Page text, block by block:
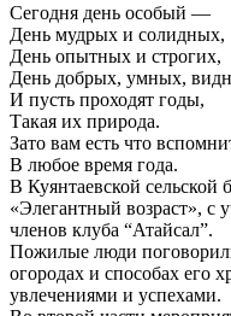
Сегодня день особый —
День мудрых и солидных,
День опытных и строгих,
День добрых, умных,
И пусть проходят годы,
Такая их природа.
Зато вам есть что
В любое время года.
В Куянтаевской сельской
«Элегантный возраст», с
членов клуба “Атайсал”.
Пожилые люди
огородах и способах его
увлечениями и успехами.